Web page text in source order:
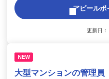
アピールポ
更新日
NEW
大型マンションの管理員